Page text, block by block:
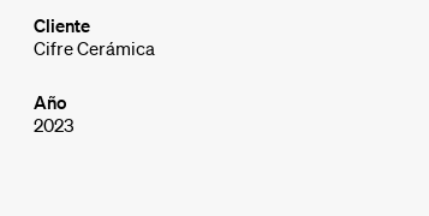
Cliente
Cifre Cerámica
Año
2023